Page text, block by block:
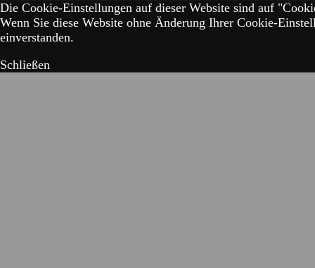
Die Cookie-Einstellungen auf dieser Website sind auf
Wenn Sie diese Website ohne Änderung Ihrer Cookie-
einverstanden.
Schließen